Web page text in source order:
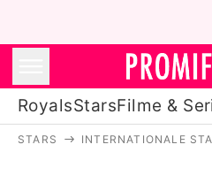
RoyalsStarsFilme &
STARS INTERNATIONALE